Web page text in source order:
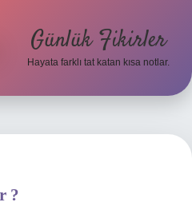
Günlük Fikirler
Hayata farklı tat katan kısa notlar.
?